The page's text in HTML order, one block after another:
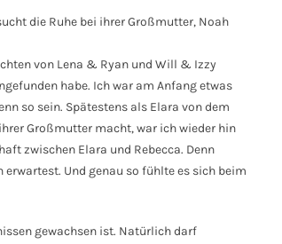
die Ruhe bei ihrer Großmutter, Noah
von Lena & Ryan und Will & Izzy
habe. Ich war am Anfang etwas
so sein. Spätestens als Elara von dem
Großmutter macht, war ich wieder hin
zwischen Elara und Rebecca. Denn
Und genau so fühlte es sich beim
gewachsen ist. Natürlich darf